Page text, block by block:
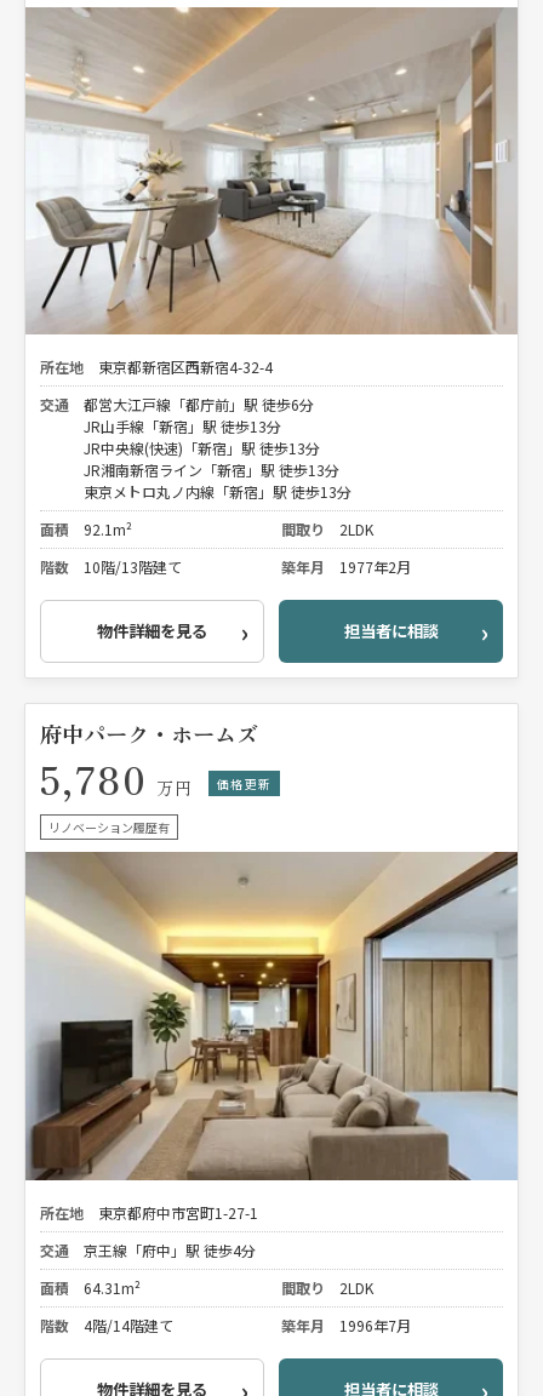
所在地
東京都新宿区西新宿4-32-4
交通
都営大江戸線「都庁前」駅 徒歩6分
JR山手線「新宿」駅 徒歩13分
JR中央線(快速)「新宿」駅 徒歩13分
JR湘南新宿ライン「新宿」駅 徒歩13分
東京メトロ丸ノ内線「新宿」駅 徒歩13分
面積
92.1m² 間取り
2LDK
階数
10階/13階建て 築年月 1977年2月
物件詳細を見る 担当者に相談
府中パーク・ホームズ
5,780 万円 価格更新
リノベーション履歴有
所在地
東京都府中市宮町1-27-1
交通
京王線「府中」駅 徒歩4分
面積
64.31m² 間取り
2LDK
階数
4階/14階建て 築年月 1996年7月
物件詳細を見る 担当者に相談